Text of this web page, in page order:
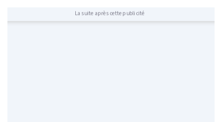
La suite après cette publicité